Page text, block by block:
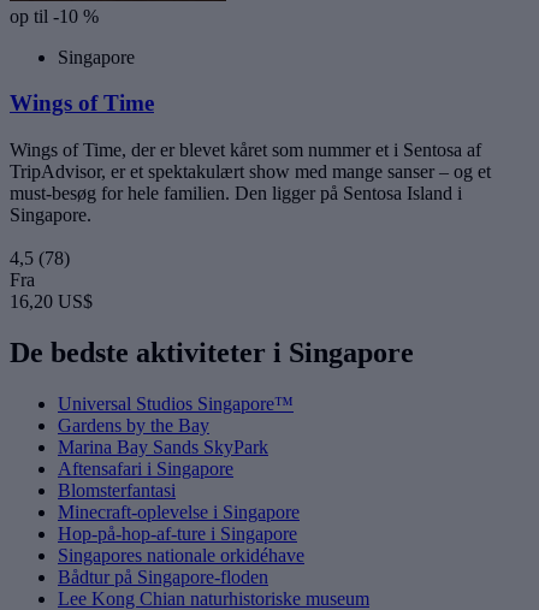
op til -10 %
Singapore
Wings of Time
Wings of Time, der er blevet kåret som nummer et i Sentosa af
TripAdvisor, er et spektakulært show med mange sanser – og et
must-besøg for hele familien. Den ligger på Sentosa Island i
Singapore.
4,5 (78)
Fra
16,20 US$
De bedste aktiviteter i Singapore
Universal Studios Singapore™
Gardens by the Bay
Marina Bay Sands SkyPark
Aftensafari i Singapore
Blomsterfantasi
Minecraft-oplevelse i Singapore
Hop-på-hop-af-ture i Singapore
Singapores nationale orkidéhave
Bådtur på Singapore-floden
Lee Kong Chian naturhistoriske museum